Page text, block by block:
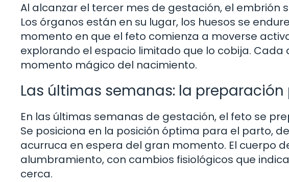
Al alcanzar el tercer mes de gestación, el embrión
Los órganos están en su lugar, los huesos se
momento en que el feto comienza a moverse
explorando el espacio limitado que lo cobija.
momento mágico del nacimiento.
Las últimas semanas: la
En las últimas semanas de gestación, el feto se
Se posiciona en la posición óptima para el parto,
acurruca en espera del gran momento. El cuerpo
alumbramiento, con cambios fisiológicos que
cerca.